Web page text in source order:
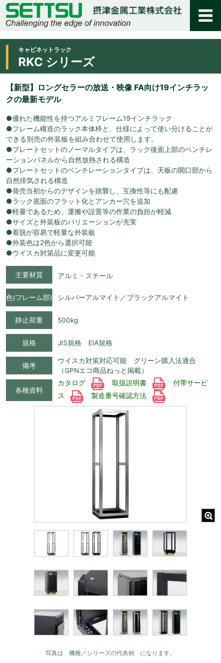
キャビネットラック
RKC シリーズ
【新型】ロングセラーの放送・映像 FA向け19インチラッ
クの最新モデル
●優れた機能性を持つアルミフレーム19インチラック
●フレーム構造のラック本体枠と、仕様によって使い分けることが
できる別売の外装板を組み合わせて使用します。
●プレートセットのノーマルタイプは、ラック後面上部のベンチレ
ーションパネルから自然放熱される構造
●プレートセットのベンチレーションタイプは、天板の開口部から
自然排気される構造
●発売当初からのデザインを踏襲し、互換性等にも配慮
●ラック底面のフラット化とアンカー穴を追加
●軽量であるため、運搬や設置等の作業の負担が軽減
●サイズと外装板のバリエーションが充実
●着脱が容易で軽量な外装板
●外装色は2色から選択可能
●ウイスカ対策品に変更可能
主要材質 アルミ・スチール
色(フレーム部) シルバーアルマイト／ブラックアルマイト
静止荷重 500kg
規格 JIS規格 EIA規格
備考
ウイスカ対策対応可能 グリーン購入法適合
（GPNエコ商品ねっと掲載）
各種資料
カタログ 取扱説明書
付帯サービ
ス
製造番号確認方法
写真は 機種／シリーズの代表例 になります。